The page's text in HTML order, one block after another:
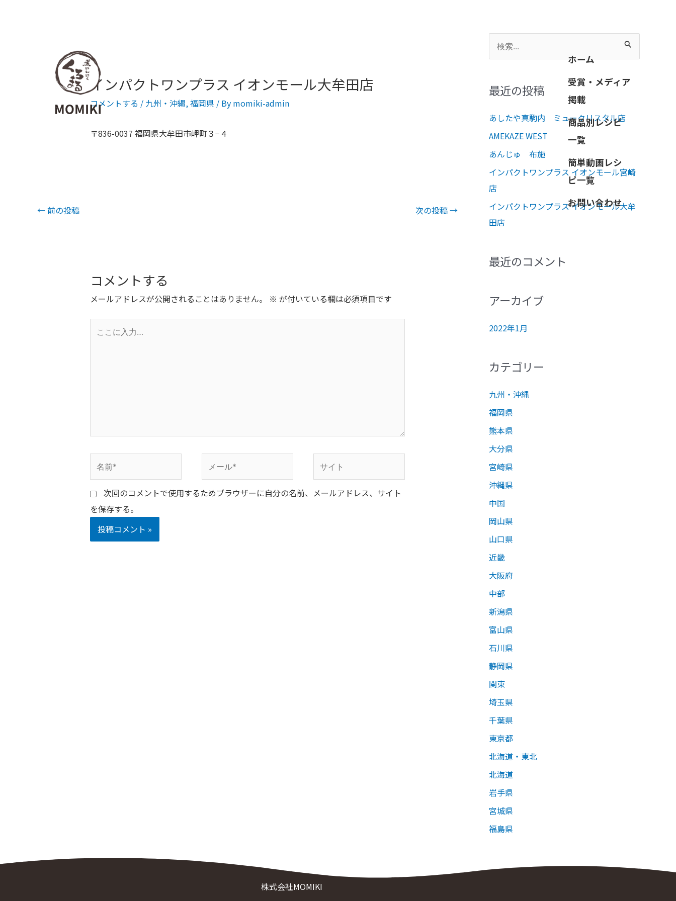
ホーム
受賞・メディア
掲載
商品別レシピ
一覧
簡単動画レシ
ピ一覧
お問い合わせ
インパクトワンプラス イオンモール大牟田店
コメントする / 九州・沖縄,福岡県 / By momiki-admin
〒836-0037 福岡県大牟田市岬町３−４
←前の投稿 次の投稿→
コメントする
メールアドレスが公開されることはありません。 ※ が付いている欄は必須項目です
前
*
ー
ル
イ
ト
次回のコメントで使用するためブラウザーに自分の名前、メールアドレス、サイト
を保存する。
索
象
最近の投稿
あしたや真駒内 ミュークリスタル店
AMEKAZE WEST
あんじゅ 布施
インパクトワンプラス イオンモール宮崎
店
インパクトワンプラス イオンモール大牟
田店
最近のコメント
アーカイブ
2022年1月
カテゴリー
九州・沖縄
福岡県
熊本県
大分県
宮崎県
沖縄県
中国
岡山県
山口県
近畿
大阪府
中部
新潟県
富山県
石川県
静岡県
関東
埼玉県
千葉県
東京都
北海道・東北
北海道
岩手県
宮城県
福島県
株式会社MOMIKI